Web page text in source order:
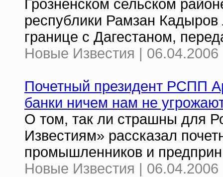
Грозненском сельском
республики Рамзан Кадыров
границе с Дагестаном,
Новые Известия | 06.04.2006
Почетный президент РСПП
банки ничем нам не
О том, так ли страшны для
Известиям» рассказал
промышленников и
Новые Известия | 06.04.2006